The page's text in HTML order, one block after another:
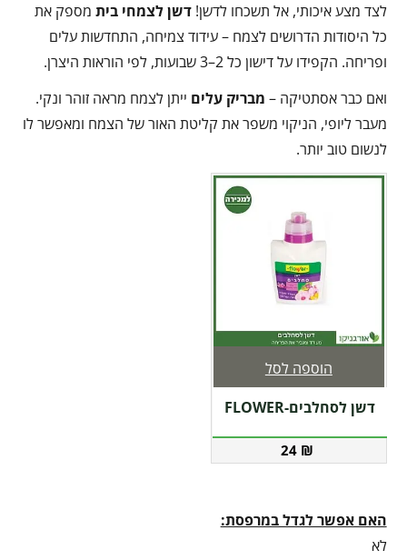
לצד מצע איכותי, אל תשכחו לדשן!דשן לצמחי בית מספק את
כל היסודות הדרושים לצמח – עידוד צמיחה, התחדשות עלים
ופריחה. הקפידו על דישון כל 2–3 שבועות, לפי הוראות היצרן.
ואם כבר אסתטיקה – מבריק עלים ייתן לצמח מראה זוהר ונקי.
מעבר ליופי, הניקוי משפר את קליטת האור של הצמח ומאפשר לו
לנשום טוב יותר.
דשן לסחלבים-FLOWER
24 ₪
הוספה לסל
האם אפשר לגדל במרפסת:
לא